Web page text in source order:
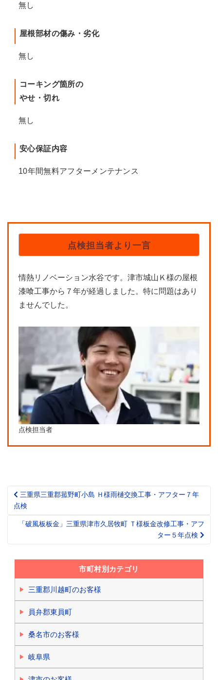
無し
屋根部材の傷み・劣化
無し
コーキング箇所の
やせ・切れ
無し
安心保証内容
10年間無料アフターメンテナンス
点検担当者より一言
情熱リノベーション水谷です。津市城山Ｋ様の屋根
漆喰工事から７年が経過しました。特に問題はあり
ませんでした。
点検担当者
Post
navigation
三重県三重郡菰野町小島 Ｈ様雨樋交換工事・アフター７年
点検
「破風板板金」三重県津市久居牧町 Ｔ様板金改修工事・アフ
ター５年点検
市町村別カテゴリ
三重郡川越町のお客様
員弁郡東員町
桑名市のお客様
岐阜県